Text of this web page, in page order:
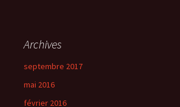
Archives
septembre 2017
mai 2016
février 2016